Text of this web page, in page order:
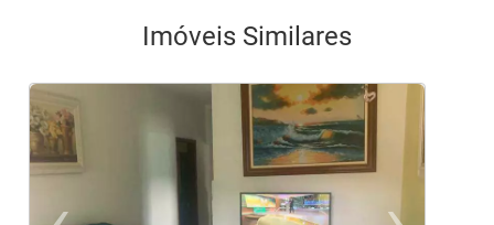
Imóveis Similares